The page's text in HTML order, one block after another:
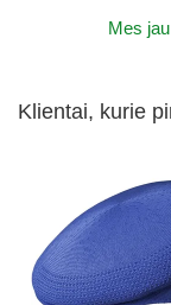
Mes
Klientai, kurie